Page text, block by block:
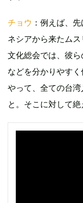
チョウ ：例えば、
ネシアから来たムス
文化総会では、彼
などを分かりやす
やって、全ての台
と。そこに対して絶